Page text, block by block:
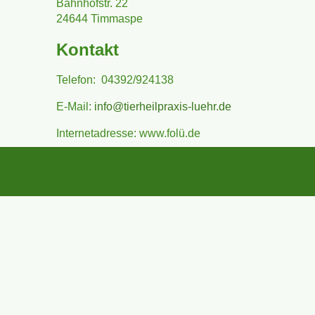
Bahnhofstr. 22
24644 Timmaspe
Kontakt
Telefon: 04392/924138
E-Mail: info@tierheilpraxis-luehr.de
Internetadresse: www.folü.de